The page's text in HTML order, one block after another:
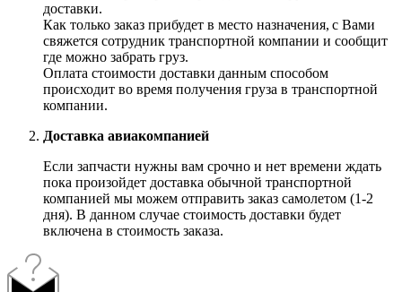
доставки.
Как только заказ прибудет в место назначения, с Вами
свяжется сотрудник транспортной компании и сообщит
где можно забрать груз.
Оплата стоимости доставки данным способом
происходит во время получения груза в транспортной
компании.
Доставка авиакомпанией
Если запчасти нужны вам срочно и нет времени ждать
пока произойдет доставка обычной транспортной
компанией мы можем отправить заказ самолетом (1-2
дня). В данном случае стоимость доставки будет
включена в стоимость заказа.